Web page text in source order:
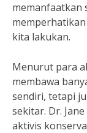
memanfaatkan
kita lakukan.
Menurut para
membawa
sendiri, tetapi
sekitar. Dr.
aktivis